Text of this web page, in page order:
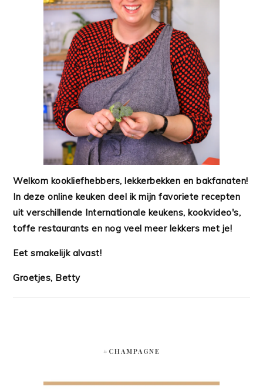
Welkom kookliefhebbers, lekkerbekken en bakfanaten!
In deze online keuken deel ik mijn favoriete recepten
uit verschillende Internationale keukens, kookvideo's,
toffe restaurants en nog veel meer lekkers met je!
Eet smakelijk alvast!
Groetjes, Betty
#CHAMPAGNE